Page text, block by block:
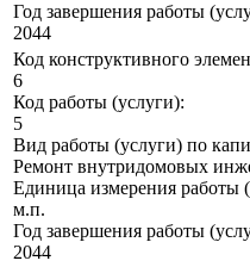
Год завершения работы
2044
Код конструктивного
6
Код работы (услуги):
5
Вид работы (услуги) по
Ремонт внутридомовых
Единица измерения работы
м.п.
Год завершения работы
2044